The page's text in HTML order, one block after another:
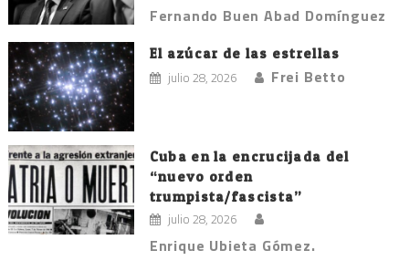
Fernando Buen Abad Domínguez
El azúcar de las estrellas
julio 28, 2026 Frei Betto
Cuba en la encrucijada del
“nuevo orden
trumpista/fascista”
julio 28, 2026
Enrique Ubieta Gómez.